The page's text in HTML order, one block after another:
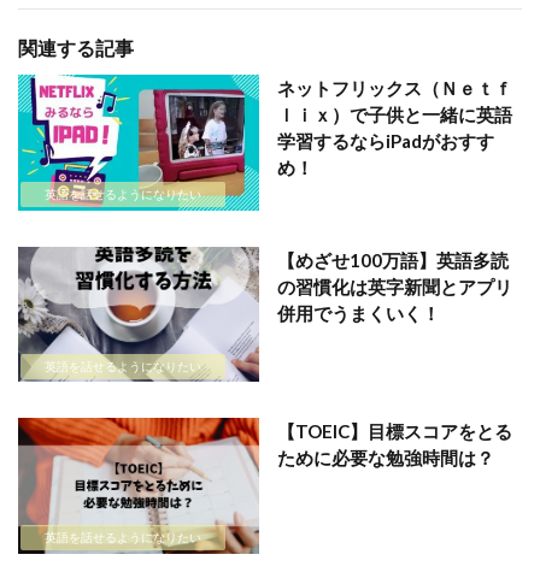
関連する記事
英語を話せるようになりたい
ネットフリックス（Ｎｅｔｆ
ｌｉｘ）で子供と一緒に英語
学習するならiPadがおすす
め！
英語を話せるようになりたい
【めざせ100万語】英語多読
の習慣化は英字新聞とアプリ
併用でうまくいく！
英語を話せるようになりたい
【TOEIC】目標スコアをとる
ために必要な勉強時間は？